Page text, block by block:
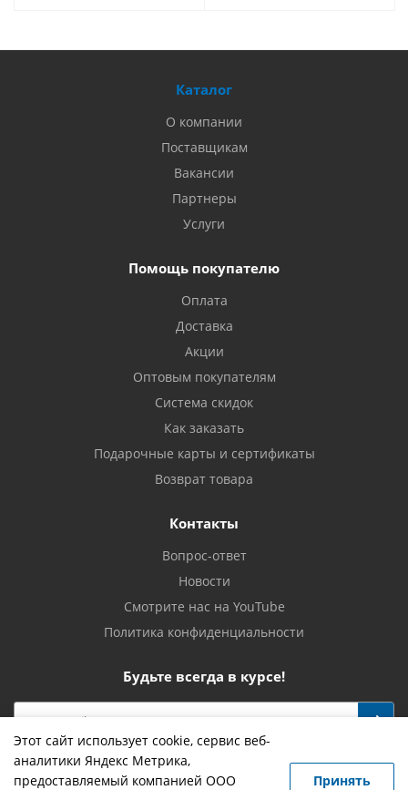
Каталог
О компании
Поставщикам
Вакансии
Партнеры
Услуги
Помощь покупателю
Оплата
Доставка
Акции
Оптовым покупателям
Система скидок
Как заказать
Подарочные карты и сертификаты
Возврат товара
Контакты
Вопрос-ответ
Новости
Смотрите нас на YouTube
Политика конфиденциальности
Будьте всегда в курсе!
Этот сайт использует cookie, сервис веб-
аналитики Яндекс Метрика,
предоставляемый компанией ООО
Принять